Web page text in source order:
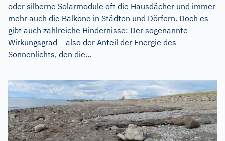
oder silberne Solarmodule oft die Hausdächer und immer
mehr auch die Balkone in Städten und Dörfern. Doch es
gibt auch zahlreiche Hindernisse: Der sogenannte
Wirkungsgrad – also der Anteil der Energie des
Sonnenlichts, den die...